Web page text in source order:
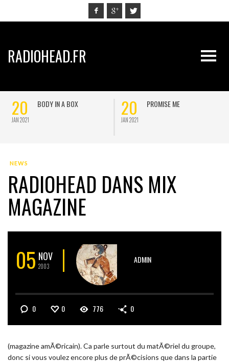
RADIOHEAD.FR
20
JAN 2021
BODY IN A BOX 20
JAN 2021
PROMISE ME
NEWS
RADIOHEAD DANS MIX
MAGAZINE
05 NOV
2003
ADMIN
0 0 776 0
(magazine amÃ©ricain). Ca parle surtout du matÃ©riel du groupe,
donc si vous voulez encore plus de prÃ©cisions que dans la partie